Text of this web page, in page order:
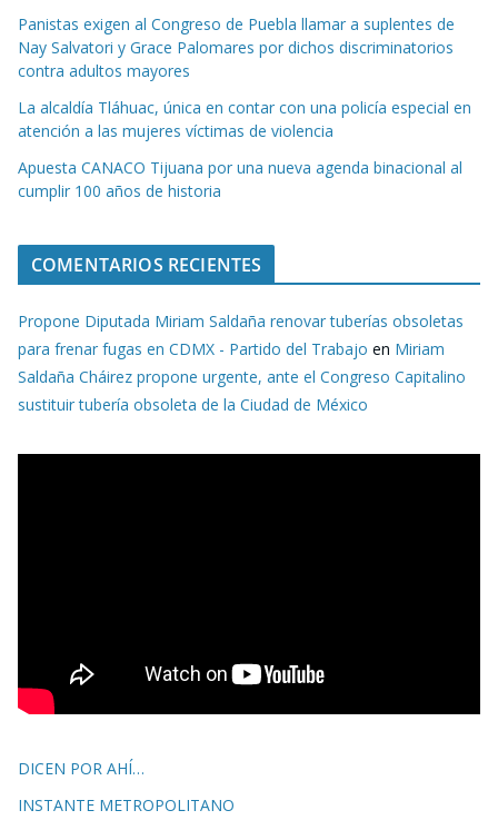
Panistas exigen al Congreso de Puebla llamar a suplentes de
Nay Salvatori y Grace Palomares por dichos discriminatorios
contra adultos mayores
La alcaldía Tláhuac, única en contar con una policía especial en
atención a las mujeres víctimas de violencia
Apuesta CANACO Tijuana por una nueva agenda binacional al
cumplir 100 años de historia
COMENTARIOS RECIENTES
Propone Diputada Miriam Saldaña renovar tuberías obsoletas
para frenar fugas en CDMX - Partido del Trabajo en Miriam
Saldaña Cháirez propone urgente, ante el Congreso Capitalino
sustituir tubería obsoleta de la Ciudad de México
DICEN POR AHÍ…
INSTANTE METROPOLITANO